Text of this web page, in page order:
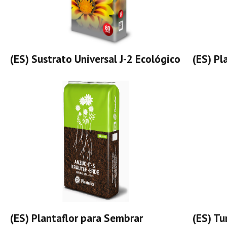
(ES) Sustrato Universal J-2 Ecológico (ES)
(ES) Plantaflor para Sembrar (ES)